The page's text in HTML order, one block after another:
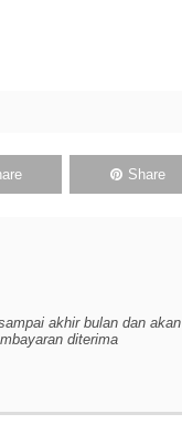
Share
akhir bulan dan akan
diterima